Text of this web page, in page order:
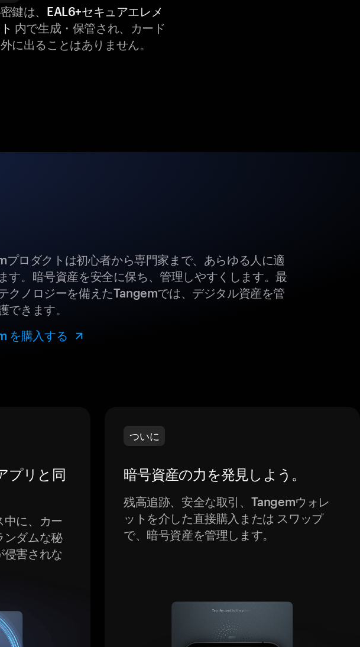
鍵は、 EAL6+セキュアエレメ
内で生成・保管され、カード
に出ることはありません。
プロダクトは初心者から専門家まで、あらゆる人に適
す。暗号資産を安全に保ち、管理しやすくします。最
クノロジーを備えたTangemでは、デジタル資産を管
できます。
を購入する
プリと同
中に、カー
ンダムな秘
侵害されな
ついに
暗号資産の力を発見しよう。
残高追跡、安全な取引、Tangemウォレ
ットを介した直接購入または スワップ
で、暗号資産を管理します。